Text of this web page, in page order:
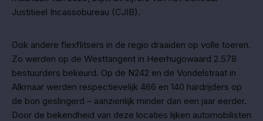
Justitieel Incassobureau (CJIB).
Ook andere flexflitsers in de regio draaiden op volle toeren.
Zo werden op de Westtangent in Heerhugowaard 2.578
bestuurders bekeurd. Op de N242 en de Vondelstraat in
Alkmaar werden respectievelijk 466 en 140 hardrijders op
de bon geslingerd – aanzienlijk minder dan een jaar eerder.
Door de bekendheid van deze locaties lijken automobilisten